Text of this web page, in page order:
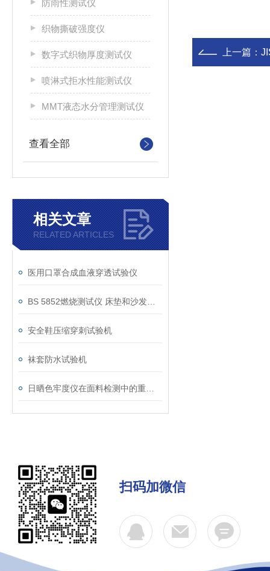
防雨性测试仪
织物撕破强度仪
数字式织物厚度测试仪
喷淋式拒水性能测试仪
MMT液态水分管理测试仪
查看全部
相关文章
RELATED ARTICLES
医用口罩合成血液穿透试验仪
安全鞋压缩穿刺试验机
袜套防水试验机
上一篇：
扫码加微信